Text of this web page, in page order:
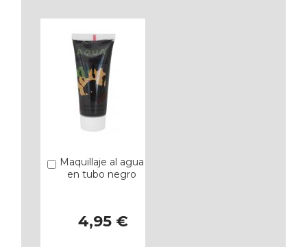
Maquillaje al agua
en tubo negro
4,95 €
Añadir